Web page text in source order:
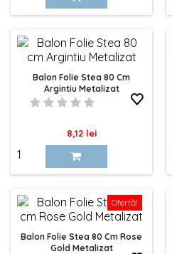
Balon Folie Stea 80 Cm
Argintiu Metalizat
Pret
8,12 lei
Ofertă!
Balon Folie Stea 80 Cm Rose
Gold Metalizat